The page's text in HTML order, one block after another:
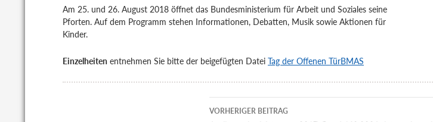
Am 25. und 26. August 2018 öffnet das Bundesministerium für Arbeit und Soziales seine
Pforten. Auf dem Programm stehen Informationen, Debatten, Musik sowie Aktionen für
Kinder.
Einzelheiten entnehmen Sie bitte der beigefügten Datei Tag der Offenen TürBMAS
Beitragsnavigation
VORHERIGER BEITRAG